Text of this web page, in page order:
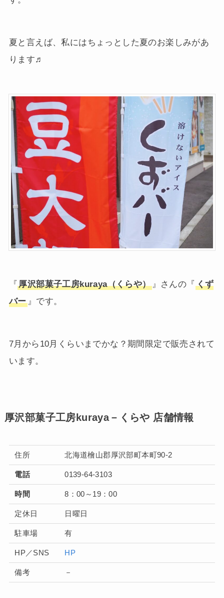
夏と言えば、私にはちょっとした夏のお楽しみがあ
ります♬
『厚沢部菓子工房kuraya（くらや）』さんの『 くず
バー』です。
7月から10月くらいまでかな？期間限定で販売されて
います。
厚沢部菓子工房kuraya－くらや 店舗情報
住所 北海道檜山郡厚沢部町本町90-2
電話 0139-64-3103
時間 8：00～19：00
定休日 日曜日
駐車場 有
HP／SNS HP
備考 －